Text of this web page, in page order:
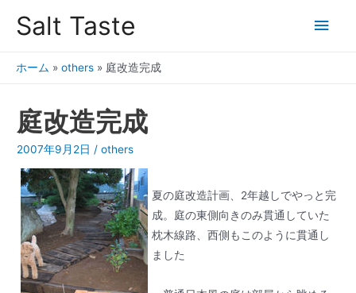
Salt Taste
ホーム » others » 庭改造完成
庭改造完成
2007年9月2日 /others
夏の庭改造計画、2年越しでやっと完
成。庭の東側向きのみ貫通していた
枕木線路、西側もこのように貫通し
ました